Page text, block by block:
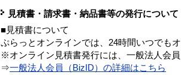
見積書・請求書・納品書等の発行について
■見積書について
ぷらっとオンラインでは、24時間いつでも
※オンライン見積書発行には、一般法人会
⇒一般法人会員（BizID）の詳細はこちら